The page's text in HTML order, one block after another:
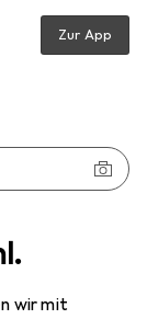
wir mit
Zur App
6,9mm